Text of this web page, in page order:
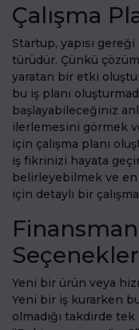
Çalışma
Startup, yapısı
türüdür. Çünkü
yaratan bir etki
bu iş planı
başlayabileceğiniz
ilerlemesini görmek
için çalışma planı
iş fikrinizi hayata
belirleyebilmek ve
için detaylı bir
Yeni bir ürün veya
Yeni bir iş kurarken
olmadığı takdirde tek